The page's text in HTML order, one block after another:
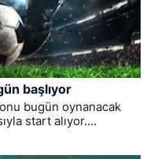
başlıyor
bugün oynanacak
start alıyor.